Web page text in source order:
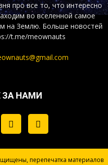
про все то, что интересно
во вселенной самое
на Землю. Больше новостей
t.me/meownauts
ЗА НАМИ
перепечатка материалов